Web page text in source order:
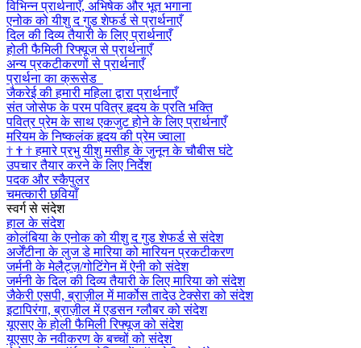
विभिन्न प्रार्थनाएँ, अभिषेक और भूत भगाना
एनोक को यीशु द गुड शेफर्ड से प्रार्थनाएँ
दिल की दिव्य तैयारी के लिए प्रार्थनाएँ
होली फैमिली रिफ्यूज से प्रार्थनाएँ
अन्य प्रकटीकरणों से प्रार्थनाएँ
प्रार्थना का क्रूसेड
जैकरेई की हमारी महिला द्वारा प्रार्थनाएँ
संत जोसेफ के परम पवित्र हृदय के प्रति भक्ति
पवित्र प्रेम के साथ एकजुट होने के लिए प्रार्थनाएँ
मरियम के निष्कलंक हृदय की प्रेम ज्वाला
† † † हमारे प्रभु यीशु मसीह के जुनून के चौबीस घंटे
उपचार तैयार करने के लिए निर्देश
पदक और स्कैपुलर
चमत्कारी छवियाँ
स्वर्ग से संदेश
हाल के संदेश
कोलंबिया के एनोक को यीशु द गुड शेफर्ड से संदेश
अर्जेंटीना के लुज डे मारिया को मारियन प्रकटीकरण
जर्मनी के मेलैट्ज़/गोटिंगेन में ऐनी को संदेश
जर्मनी के दिल की दिव्य तैयारी के लिए मारिया को संदेश
जैकेरी एसपी, ब्राज़ील में मार्कोस तादेउ टेक्सेरा को संदेश
इटापिरंगा, ब्राज़ील में एडसन ग्लौबर को संदेश
यूएसए के होली फैमिली रिफ्यूज को संदेश
यूएसए के नवीकरण के बच्चों को संदेश